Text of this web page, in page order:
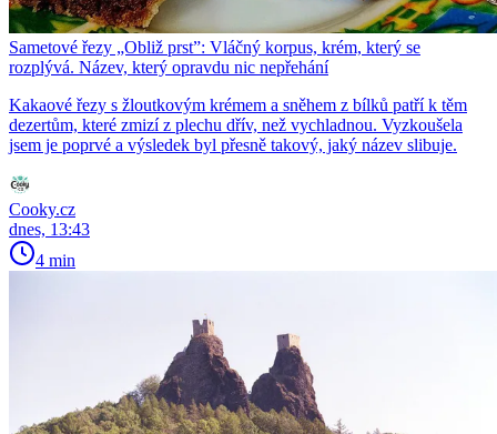
Sametové řezy „Obliž prst”: Vláčný korpus, krém, který se
rozplývá. Název, který opravdu nic nepřehání
Kakaové řezy s žloutkovým krémem a sněhem z bílků patří k těm
dezertům, které zmizí z plechu dřív, než vychladnou. Vyzkoušela
jsem je poprvé a výsledek byl přesně takový, jaký název slibuje.
Cooky.cz
dnes, 13:43
4 min